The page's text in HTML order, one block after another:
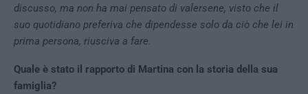
discusso, ma non ha mai pensato di valersene, visto che il
suo quotidiano preferiva che dipendesse solo da ciò che lei in
prima persona, riusciva a fare.
Quale è stato il rapporto di Martina con la storia della sua
famiglia?